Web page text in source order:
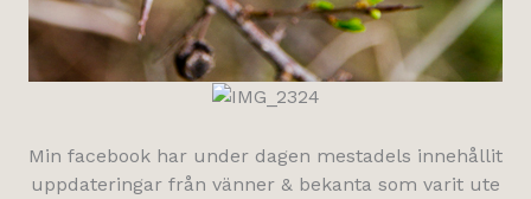
Min facebook har under dagen mestadels innehållit
uppdateringar från vänner & bekanta som varit ute